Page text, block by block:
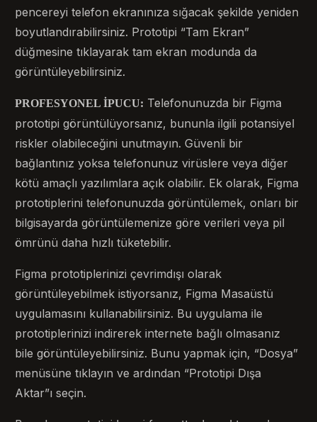
pencereyi telefon ekranınıza sığacak şekilde yeniden
boyutlandırabilirsiniz. Prototipi “Tam Ekran”
düğmesine tıklayarak tam ekran modunda da
görüntüleyebilirsiniz.
PROFESYONEL İPUCU: Telefonunuzda bir Figma
prototipi görüntülüyorsanız, bununla ilgili potansiyel
riskler olabileceğini unutmayın. Güvenli bir
bağlantınız yoksa telefonunuz virüslere veya diğer
kötü amaçlı yazılımlara açık olabilir. Ek olarak, Figma
prototiplerini telefonunuzda görüntülemek, onları bir
bilgisayarda görüntülemenize göre verileri veya pil
ömrünü daha hızlı tüketebilir.
Figma prototiplerinizi çevrimdışı olarak
görüntüleyebilmek istiyorsanız, Figma Masaüstü
uygulamasını kullanabilirsiniz. Bu uygulama ile
prototiplerinizi indirerek internete bağlı olmasanız
bile görüntüleyebilirsiniz. Bunu yapmak için, “Dosya”
menüsüne tıklayın ve ardından “Prototipi Dışa
Aktar”ı seçin.